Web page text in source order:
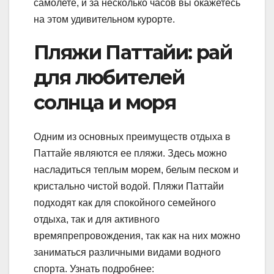
самолете, и за несколько часов вы окажетесь
на этом удивительном курорте.
Пляжи Паттайи: рай
для любителей
солнца и моря
Одним из основных преимуществ отдыха в
Паттайе являются ее пляжи. Здесь можно
насладиться теплым морем, белым песком и
кристально чистой водой. Пляжи Паттайи
подходят как для спокойного семейного
отдыха, так и для активного
времяпрепровождения, так как на них можно
заниматься различными видами водного
спорта. Узнать подробнее: